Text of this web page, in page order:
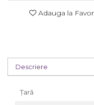
Adauga la
Descriere
Țară